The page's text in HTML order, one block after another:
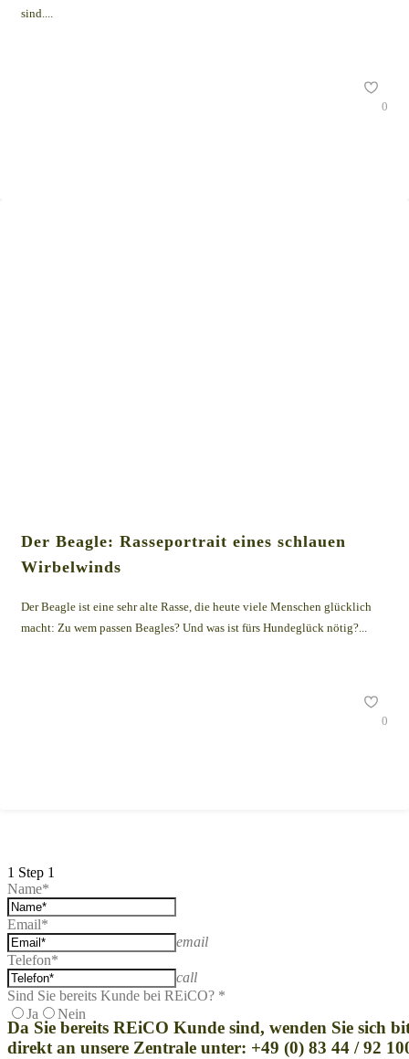
sind....
0
Der Beagle: Rasseportrait eines schlauen
Wirbelwinds
Der Beagle ist eine sehr alte Rasse, die heute viele Menschen glücklich
macht: Zu wem passen Beagles? Und was ist fürs Hundeglück nötig?...
0
1 Step 1
Name*
Email*
email
Telefon*
call
Sind Sie bereits Kunde bei REiCO? *
Ja
Nein
Da Sie bereits REiCO Kunde sind, wenden Sie sich
direkt an unsere Zentrale unter: +49 (0) 83 44 / 92